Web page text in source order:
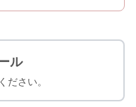
ル
ださい。